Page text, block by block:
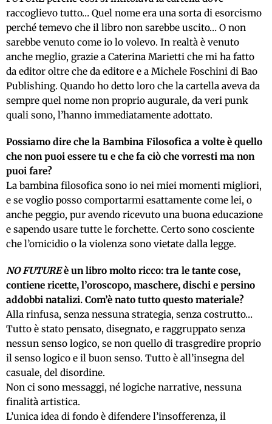
raccoglievo tutto… Quel nome era una sorta di esorcismo
perché temevo che il libro non sarebbe uscito… O non
sarebbe venuto come io lo volevo. In realtà è venuto
anche meglio, grazie a Caterina Marietti che mi ha fatto
da editor oltre che da editore e a Michele Foschini di Bao
Publishing. Quando ho detto loro che la cartella aveva da
sempre quel nome non proprio augurale, da veri punk
quali sono, l’hanno immediatamente adottato.
Possiamo dire che la Bambina Filosofica a volte è quello
che non puoi essere tu e che fa ciò che vorresti ma non
puoi fare?
La bambina filosofica sono io nei miei momenti migliori,
e se voglio posso comportarmi esattamente come lei, o
anche peggio, pur avendo ricevuto una buona educazione
e sapendo usare tutte le forchette. Certo sono cosciente
che l’omicidio o la violenza sono vietate dalla legge.
NO FUTUREè un libro molto ricco: tra le tante cose,
contiene ricette, l’oroscopo, maschere, dischi e persino
addobbi natalizi. Com’è nato tutto questo materiale?
Alla rinfusa, senza nessuna strategia, senza costrutto…
Tutto è stato pensato, disegnato, e raggruppato senza
nessun senso logico, se non quello di trasgredire proprio
il senso logico e il buon senso. Tutto è all’insegna del
casuale, del disordine.
Non ci sono messaggi, né logiche narrative, nessuna
finalità artistica.
L’unica idea di fondo è difendere l’insofferenza, il